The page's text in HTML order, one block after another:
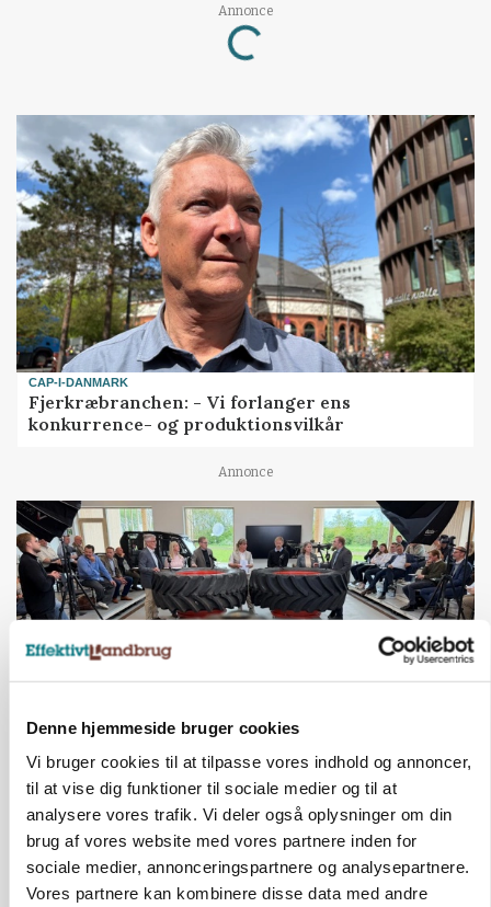
Denne hjemmeside bruger cookies
Vi bruger cookies til at tilpasse vores indhold og annoncer,
til at vise dig funktioner til sociale medier og til at
analysere vores trafik. Vi deler også oplysninger om din
brug af vores website med vores partnere inden for
sociale medier, annonceringspartnere og analysepartnere.
Vores partnere kan kombinere disse data med andre
Annonce
Loading...
CAP-I-DANMARK
Fjerkræbranchen: - Vi forlanger ens
konkurrence- og produktionsvilkår
Annonce
BUSINESS
Ejer eller medejer? Nyt tv-format udfordrer
landbrugets ejerstruktur
Annonce